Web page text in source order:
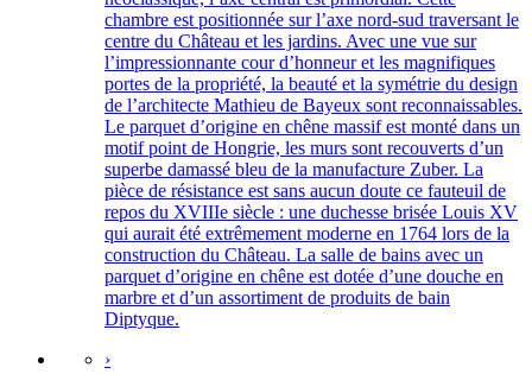
chambre est positionnée sur l’axe nord-sud traversant le
centre du Château et les jardins. Avec une vue sur
l’impressionnante cour d’honneur et les magnifiques
portes de la propriété, la beauté et la symétrie du design
de l’architecte Mathieu de Bayeux sont reconnaissables.
Le parquet d’origine en chêne massif est monté dans un
motif point de Hongrie, les murs sont recouverts d’un
superbe damassé bleu de la manufacture Zuber. La
pièce de résistance est sans aucun doute ce fauteuil de
repos du XVIIIe siècle : une duchesse brisée Louis XV
qui aurait été extrêmement moderne en 1764 lors de la
construction du Château. La salle de bains avec un
parquet d’origine en chêne est dotée d’une douche en
marbre et d’un assortiment de produits de bain
Diptyque.
›